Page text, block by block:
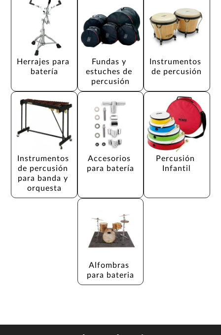
Herrajes para
batería
Fundas y
estuches de
percusión
Instrumentos
de percusión
Instrumentos
de percusión
para banda y
orquesta
Accesorios
para batería
Percusión
Infantil
Alfombras
para bateria